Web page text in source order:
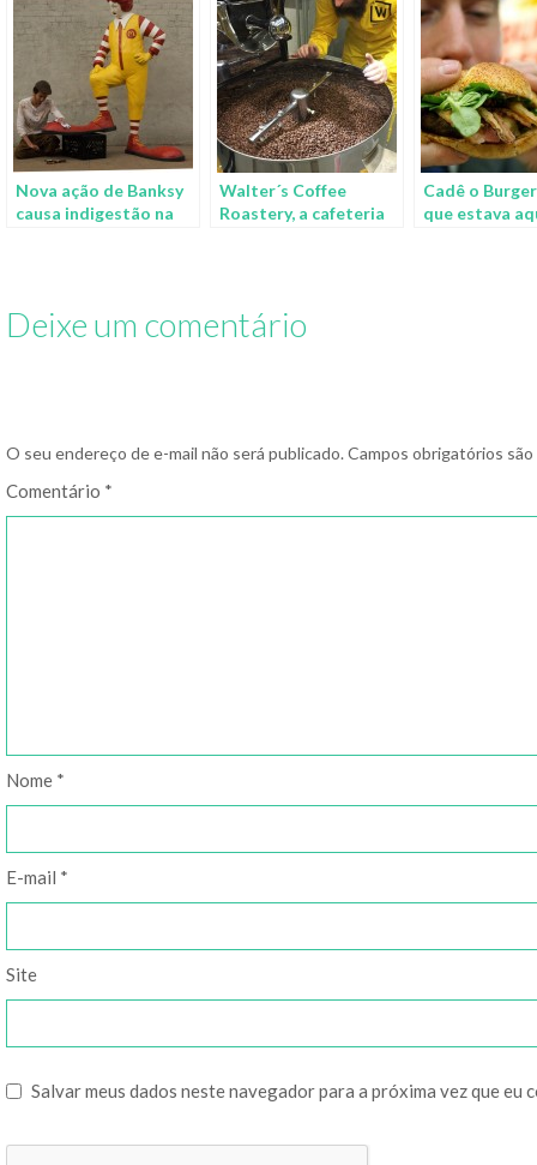
Nova ação de Banksy
causa indigestão na
Walter´s Coffee
Roastery, a cafeteria
Cadê o
que estava
Deixe um comentário
O seu endereço de e-mail não será publicado. Campos obrigatórios
Comentário *
Nome *
E-mail *
Site
Salvar meus dados neste navegador para a próxima vez que eu